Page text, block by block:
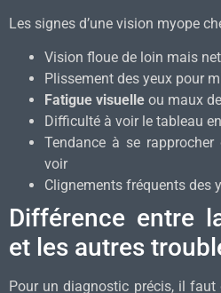
Les signes d’une vision myope
Vision floue de loin mais
Plissement des yeux pour
Fatigue visuelle ou maux
Difficulté à voir le tableau
Tendance à se
voir
Clignements fréquents des
Différence entre
et les autres
Pour un diagnostic précis, il faut